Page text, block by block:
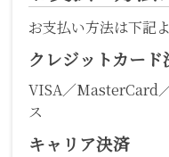
お支払い方法は下記
クレジットカード
VISA／MasterCard
ス
キャリア決済